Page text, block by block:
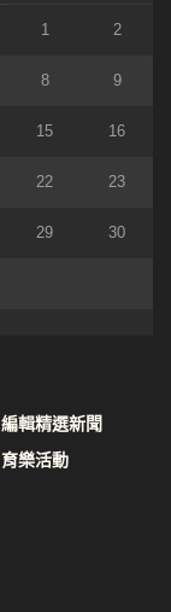
1 2
8 9
15 16
22 23
29 30
編輯精選新聞
育樂活動